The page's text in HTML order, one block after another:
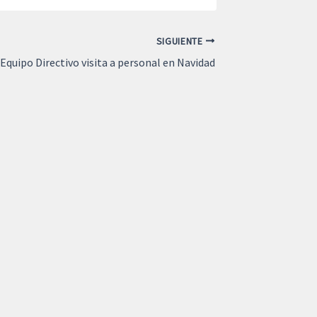
SIGUIENTE
Equipo Directivo visita a personal en Navidad